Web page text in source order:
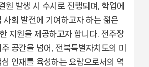
원 발생 시 수시로 진행되며, 학업에
사회 발전에 기여하고자 하는 젊은
지원을 제공하고자 합니다. 전주장
공간을 넘어, 전북특별자치도의 미
인재를 육성하는 요람으로서의 역